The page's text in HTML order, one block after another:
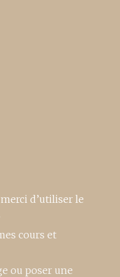
merci d’utiliser le
cours et
ou poser une